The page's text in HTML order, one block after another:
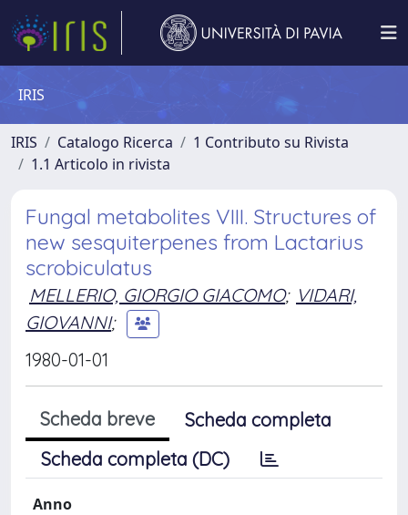
IRIS
IRIS Catalogo Ricerca
1 Contributo su Rivista
1.1 Articolo in rivista
Fungal metabolites VIII. Structures of
new sesquiterpenes from Lactarius
scrobiculatus
MELLERIO, GIORGIO GIACOMO; VIDARI,
GIOVANNI;
1980-01-01
Scheda breve
Scheda completa
Scheda completa (DC)
Anno